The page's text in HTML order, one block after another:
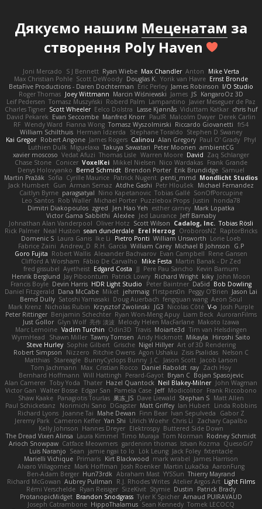
Дякуємо нашим Меценатам за
створення Poly Haven
Joni Mercado S J Bennett Ryan Wiebe Max Chandler Anton
Mike Verta
Max Christian Pohle Scott DeWoody Douglas K. Yorik van Havre Ernst Bronde
BetaFive Productions - Daren Dochterman Eric Perley James Robinson I/O Studio
Roger Thomas Joey Wittmann Marcin Wiśniewski James JS KangaroOz 3D
Leif Pedersen Tomasz Muszyński Roberd Palm Lampantino Javier Meseguer de Paz
Charles Tigner Scott Wheeler Eelco Dolstra Lasse Kjønnås Viduttam Katkar chris huf
David Pekarek Evan Seccombe Manfred Knorr PaulR Malcolm Dwyer Derek Carlin
RF Wendy Ward Fianna Wong Tomasz Wyszolmirski Riccardo Giovanetti fr54
William Schilthuis Herman Idzerda Stephane Toraldo Stephen D Swaney
Kai Gregor Robert Angone James Rogers Calinou Alan Gregory Paul O' Grady Phyl
Luthien Dulk Miguelaxa Takuya Sawatari Peter Moonen ambientCG
xavier moscoso Vedat Afuzi Thomas Lisle Warren Moore David Zaq Schlanger
Chase Stone Conicer VoxelKei Mikkel Nielsen Nico Wardakas Frank Grande
Denys Holovyanko Bernd Schmidt Brendon Porter Erik Brundidge Samuel
Martin Pražák Sofia Cyrille Maurice Patrick Nugent penti_mmd Mondlicht Studios
Jack Humbert Gun Arman Sernaz Atdhe Gashi Petr Hloušek
Michael Fernandez
Caitlyn Byrne paragsatyal Nino Kapetanovic Tobias Gallé SonOfPorcupine
Leo Santos Rob Waller Michael Porter Puzzlebox Props Justin
honda78
Dimitri Diakopoulos zgred Jen Hao Yeh esther carney Mark Lopatka
Victor Gama Sabbithi Alexlee Jed Laurance Jeff Barnaby
Johnathan Alan Vanderpool Oliver Hotz Scott Wilson Cadalog, Inc. Tobias Rösli
Rick Palmer Neal Huston sean dunderdale Erel Herzog OroborosNZ RaptorBricks
Domenic S Laura Ganis Ike Li Pietro Ponti William Unsworth Lorie Loeb
Fabrice Zaini Andrew_D R.H. García William Carey Michael B Johnson
G.P
Goro Fujita Robert Wallis Alexander Bachvarov Evan Campbell Rene Gansen
Clifford A Worsham Fábio De Carvalho Mike Festa Martin Banak - Dr Zed
fred gissubel Ayetheist Edgard Costa JJ Pere Pau Sancho Kevin Barnum
Henrik Berglund Jay Piboontum Patrick Lowry Richard Wright kiky John Moon
Francis Boyle Devin Harris HDR Light Studio Peter Baintner Da5id Bob Dowling
Daniel Fitzgerald Dana McCabe Miket jehrmaig f1rstpers0n Peggy O'Brien Jason Lai
Bernd Dully Satoshi Yamasaki Doug Auerbach fengquan wang Aeon Soul
Mark Krenz Nicholas Rubin Krzysztof Zwolinski JG3 Nicolas Côté V-o Josh Purple
Peter Rittinger Benjamin Schechter Ryan Won-Meng Apuy Liam Beck AuroranFilms
Just Gollor Glyn Wolf 亮作 淡波 Melody Helen MacFarlane Makoto Izawa
Marc Lemoine Vadim Turchin Odin3D Travis Moiarte3d Tim van Helsdingen
WyrmHead
Shawn Miller Tawny Tomsen Andy Hickmott Mikayla
Hiroshi Saito
Steve Hurley Sophie Gilbert Grische Nigel Hillyer Art of 3D Rendering
Robert Simpson
Nizzero Ritchie Owens Agon Ushaku Zisis Psalidas Nelson C
Matthias Stareagle BunnyCyclops Bunny J.C. Jason Scott Jacob Larson
Tom Jachmann
Max Cristian Rocco Daniel Raboldt ray Zach Hoy
Bernhard Hoffmann Will Hattingh Perard-Gayot Bryan C Bojan Spasojevic
Alan Camerer Toby Yoda Thater Hazel Quantock Neil Blakey-Milner John Wagman
Victor Gan Walter Bosse Edgar San Pamela Case Jeff Modicolitor Frank Riccobono
Shaw Kaake Panagiotis Tourlas 果冻_JS Dave Liewald Stephan S Matt Allen
Paul Schicketanz
Norimichi Sano DGagster Matt Griffey Ian Hubert Linda Robbins
Richard Lyons Joanne Tai Mahe Dewan Finn Bear Ivan Sepulveda
Gabor Z
Jeremy Park
Cameron Keffer Yan Shi Ulrich Woehr Chris Li
Zachary Capalbo
Kelly Johnson Hannes Dreyer Elektrospy Buttered Side Down
The Dread Vixen Alinsa Laura Kimmel Timo Muraja Tom Norman Rodney Schmidt
Arioch Snowpaw Catface Meowmers gardeninn thomas Istvan Kozma QuesoGr7
Luis Naranjo Sean jamie ngai to lo Lök Leung Jack Foley fxtentacle
Marielli Vichique Primaris Kirt Blackwood mark wrabel James Harrison
Alvaro Villagomez Mark Hoffman Josh Roenker Martin Lukačka AaronFung
Ben-Adam Berger Hun73rdk Abraham Mast YYSSun Thierry Mayrand
Richard McGowan Aubrey Pullman R.J. Rhodes Writes Atelier Argos Art Light Films
Rémi Verschelde Ryan Reisiger SizeKivit Stymie Dustin
Patrick Brady
ProtanopicMidget Brandon Snodgrass Tyler K Spicher Arnaud PUIRAVAUD
Joseph Catrambone HippoThalamus Sean Kennedy Tomek LECOCQ